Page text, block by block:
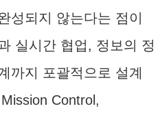
성되지 않는다는 점이
실시간 협업, 정보의 정
까지 포괄적으로 설계
Control,